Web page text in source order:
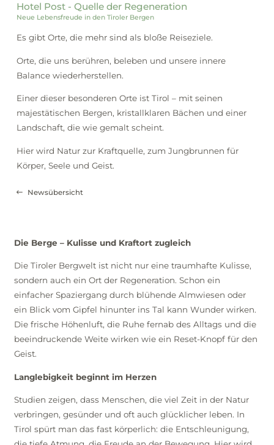
Hotel Post - Quelle der Regeneration
Neue Lebensfreude in den Tiroler Bergen
Es gibt Orte, die mehr sind als bloße Reiseziele.
Orte, die uns berühren, beleben und unsere innere
Balance wiederherstellen.
Einer dieser besonderen Orte ist Tirol – mit seinen
majestätischen Bergen, kristallklaren Bächen und einer
Landschaft, die wie gemalt scheint.
Hier wird Natur zur Kraftquelle, zum Jungbrunnen für
Körper, Seele und Geist.
Newsübersicht
Die Berge – Kulisse und Kraftort zugleich
Die Tiroler Bergwelt ist nicht nur eine traumhafte Kulisse,
sondern auch ein Ort der Regeneration. Schon ein
einfacher Spaziergang durch blühende Almwiesen oder
ein Blick vom Gipfel hinunter ins Tal kann Wunder wirken.
Die frische Höhenluft, die Ruhe fernab des Alltags und die
beeindruckende Weite wirken wie ein Reset-Knopf für den
Geist.
Langlebigkeit beginnt im Herzen
Studien zeigen, dass Menschen, die viel Zeit in der Natur
verbringen, gesünder und oft auch glücklicher leben. In
Tirol spürt man das fast körperlich: die Entschleunigung,